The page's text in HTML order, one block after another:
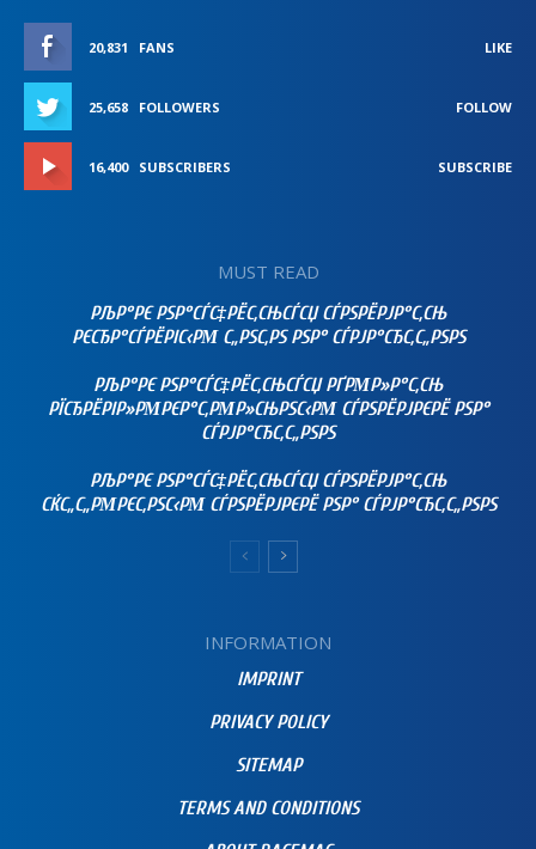
20,831 FANS LIKE
25,658 FOLLOWERS FOLLOW
16,400 SUBSCRIBERS SUBSCRIBE
MUST READ
РЉР°РЄ РЅР°СЃС‡РЁС‚СЊСЃСЏ СЃРЅРЁРЈР°С‚СЊ
РЄСЂР°СЃРЁРІС‹РΜ С„РЅС‚РЅ РЅР° СЃРЈР°СЂС‚С„РЅРЅ
РЉР°РЄ РЅР°СЃС‡РЁС‚СЊСЃСЏ РҐРΜР»Р°С‚СЊ
РЇСЂРЁРІР»РΜРЄР°С‚РΜР»СЊРЅС‹РΜ СЃРЅРЁРЈРЄРЁ РЅР°
СЃРЈР°СЂС‚С„РЅРЅ
РЉР°РЄ РЅР°СЃС‡РЁС‚СЊСЃСЏ СЃРЅРЁРЈР°С‚СЊ
СЌС„С„РΜРЄС‚РЅС‹РΜ СЃРЅРЁРЈРЄРЁ РЅР° СЃРЈР°СЂС‚С„РЅРЅ
INFORMATION
IMPRINT
PRIVACY POLICY
SITEMAP
TERMS AND CONDITIONS